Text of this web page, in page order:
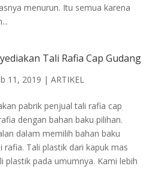
menurun. Itu semua karena
Tali Rafia Cap Gudang
11, 2019 | ARTIKEL
pabrik penjual tali rafia cap
dengan bahan baku pilihan.
dalam memilih bahan baku
Tali plastik dari kapuk mas
plastik pada umumnya. Kami lebih